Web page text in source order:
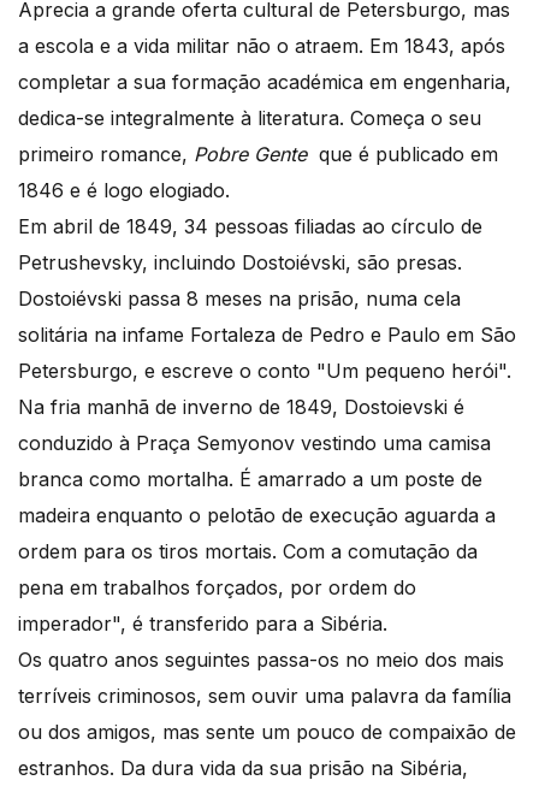
Aprecia a grande oferta cultural de Petersburgo, mas
a escola e a vida militar não o atraem. Em 1843, após
completar a sua formação académica em engenharia,
dedica-se integralmente à literatura. Começa o seu
primeiro romance, Pobre Gente que é publicado em
1846 e é logo elogiado.
Em abril de 1849, 34 pessoas filiadas ao círculo de
Petrushevsky, incluindo Dostoiévski, são presas.
Dostoiévski passa 8 meses na prisão, numa cela
solitária na infame Fortaleza de Pedro e Paulo em São
Petersburgo, e escreve o conto "Um pequeno herói".
Na fria manhã de inverno de 1849, Dostoievski é
conduzido à Praça Semyonov vestindo uma camisa
branca como mortalha. É amarrado a um poste de
madeira enquanto o pelotão de execução aguarda a
ordem para os tiros mortais. Com a comutação da
pena em trabalhos forçados, por ordem do
imperador", é transferido para a Sibéria.
Os quatro anos seguintes passa-os no meio dos mais
terríveis criminosos, sem ouvir uma palavra da família
ou dos amigos, mas sente um pouco de compaixão de
estranhos. Da dura vida da sua prisão na Sibéria,